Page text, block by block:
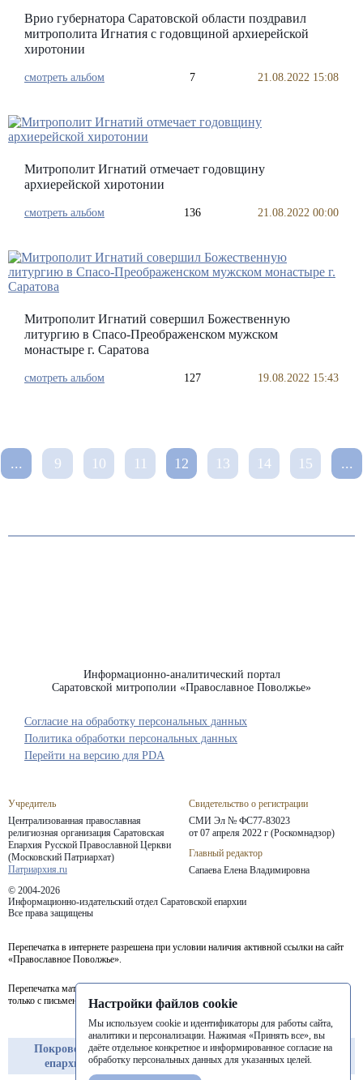
Врио губернатора Саратовской области поздравил
митрополита Игнатия с годовщиной архиерейской
хиротонии
смотреть альбом 7 21.08.2022 15:08
Митрополит Игнатий отмечает годовщину
архиерейской хиротонии
смотреть альбом 136 21.08.2022 00:00
Митрополит Игнатий совершил Божественную
литургию в Спасо-Преображенском мужском
монастыре г. Саратова
смотреть альбом 127 19.08.2022 15:43
... 9 10 11 12 13 14 15 ...
Информационно-аналитический портал
Саратовской митрополии «Православное Поволжье»
Учредитель
Централизованная православная
религиозная организация Саратовская
Епархия Русской Православной Церкви
(Московский Патриархат)
Патриархия.ru
Свидетельство о регистрации
СМИ Эл № ФС77-83023
от 07 апреля 2022 г (Роскомнадзор)
Главный редактор
Сапаева Елена Владимировна
© 2004-2026
Информационно-издательский отдел Саратовской епархии
Все права защищены
Согласие на обработку персональных данных
Политика обработки персональных данных
Перепечатка в интернете разрешена при условии наличия активной ссылки на сайт
«Православное Поволжье».
Перепечатка материалов портала в печатных изданиях (книгах, прессе) возможна
только с письменного разрешения редакции.
Покровская
епархия
Балашовская
епархия
Балаковская
епархия
Перейти на версию для PDA
Настройки файлов cookie
Мы используем cookie и идентификаторы для работы сайта,
аналитики и персонализации. Нажимая «Принять все», вы
даёте отдельное конкретное и информированное согласие на
обработку персональных данных для указанных целей.